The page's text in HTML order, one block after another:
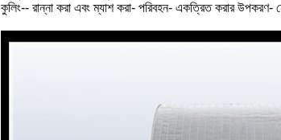
কুলিং-- রান্না করা এবং ম্যাশ করা- পরিবহন- একত্রিত করার উপকরণ-